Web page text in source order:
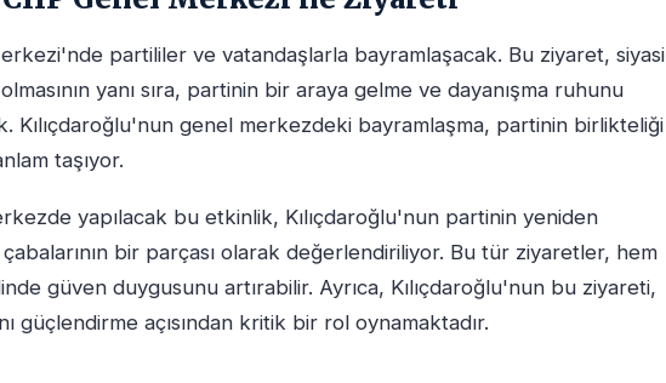
partililer ve vatandaşlarla bayramlaşacak. Bu ziyaret, siyasi
yanı sıra, partinin bir araya gelme ve dayanışma ruhunu
Kılıçdaroğlu'nun genel merkezdeki bayramlaşma, partinin birlikteliği
taşıyor.
yapılacak bu etkinlik, Kılıçdaroğlu'nun partinin yeniden
çabalarının bir parçası olarak değerlendiriliyor. Bu tür ziyaretler, hem
güven duygusunu artırabilir. Ayrıca, Kılıçdaroğlu'nun bu ziyareti,
güçlendirme açısından kritik bir rol oynamaktadır.